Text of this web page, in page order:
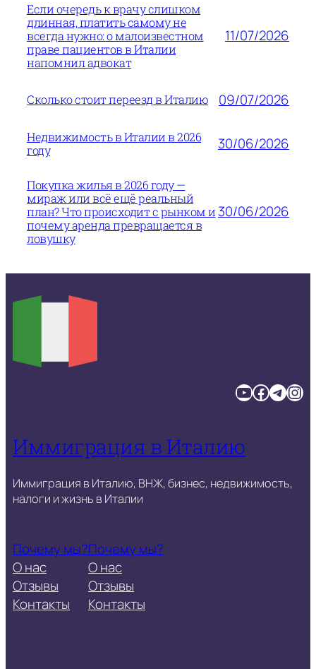
Если очередь к врачу слишком
длинная, платить самому не
всегда нужно: о малоизвестном
праве пациентов в Италии
напомнил адвокат
11/07/2026
Сколько стоит переезд в Италию 09/07/2026
Недвижимость в Италии в 2026
году
30/06/2026
Покупка жилья в 2026 году —
мираж или всё ещё реальный
план? Что происходит с рынком и
почему аренда превращается в
ловушку
30/06/2026
YouTube Facebook TelegramInstagram
Иммиграция в Италию
Иммиграция в Италию, ВНЖ, бизнес, недвижимость,
налоги и жизнь в Италии
Почему мы?
О нас
Отзывы
Контакты
Почему мы?
О нас
Отзывы
Контакты